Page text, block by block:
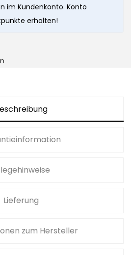
im Kundenkonto. Konto
erhalten!
Lieferung
zum Hersteller